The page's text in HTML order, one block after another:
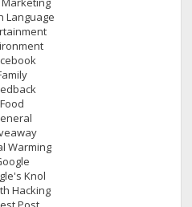
Language
Food
Warming
Knol
Hacking